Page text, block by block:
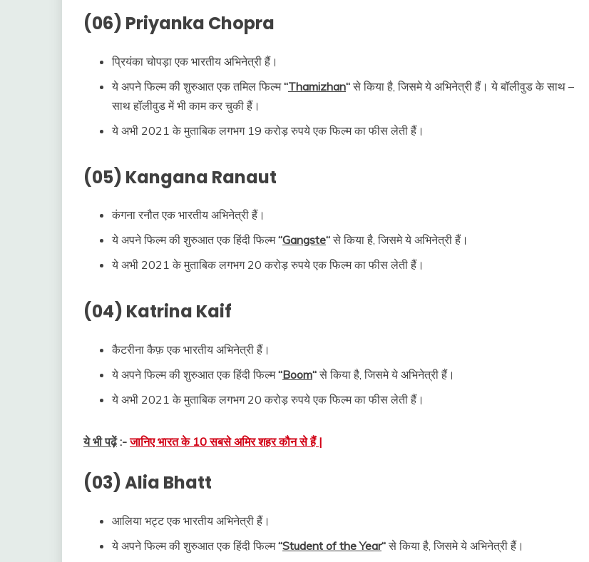
(06) Priyanka Chopra
प्रियंका चोपड़ा एक भारतीय अभिनेत्री हैं।
ये अपने फिल्म की शुरुआत एक तमिल फिल्म“Thamizhan“से किया है, जिसमे ये अभिनेत्री हैं। ये बॉलीवुड के साथ –
साथ हॉलीवुड में भी काम कर चुकी हैं।
ये अभी 2021 के मुताबिक लगभग 19 करोड़ रुपये एक फिल्म का फीस लेती हैं।
(05) Kangana Ranaut
कंगना रनौत एक भारतीय अभिनेत्री हैं।
ये अपने फिल्म की शुरुआत एक हिंदी फिल्म“Gangste“से किया है, जिसमे ये अभिनेत्री हैं।
ये अभी 2021 के मुताबिक लगभग 20 करोड़ रुपये एक फिल्म का फीस लेती हैं।
(04) Katrina Kaif
कैटरीना कैफ़ एक भारतीय अभिनेत्री हैं।
ये अपने फिल्म की शुरुआत एक हिंदी फिल्म“Boom“से किया है, जिसमे ये अभिनेत्री हैं।
ये अभी 2021 के मुताबिक लगभग 20 करोड़ रुपये एक फिल्म का फीस लेती हैं।
ये भी पढ़ें:- जानिए भारत के 10 सबसे अमिर शहर कौन से हैं |
(03) Alia Bhatt
आलिया भट्ट एक भारतीय अभिनेत्री हैं।
ये अपने फिल्म की शुरुआत एक हिंदी फिल्म“Student of the Year“से किया है, जिसमे ये अभिनेत्री हैं।